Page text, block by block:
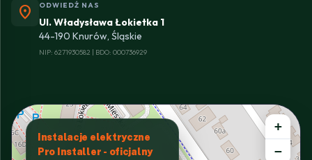
location_on ODWIEDŹ NAS
Ul. Władysława Łokietka 1
44-190 Knurów, Śląskie
NIP: 6271930582 | BDO: 000736929
Instalacje elektryczne
Pro Installer - oficjalny
+
−